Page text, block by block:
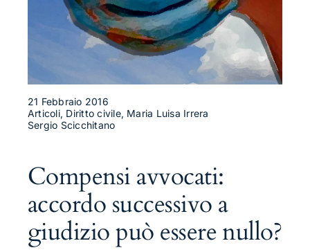
21 Febbraio 2016
Articoli, Diritto civile, Maria Luisa Irrera
Sergio Scicchitano
Compensi avvocati:
accordo successivo a
giudizio può essere nullo?